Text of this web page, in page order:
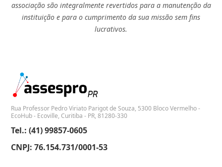
associação são integralmente revertidos para a manutenção da
instituição e para o cumprimento da sua missão sem fins
lucrativos.
Rua Professor Pedro Viriato Parigot de Souza, 5300 Bloco Vermelho -
EcoHub - Ecoville, Curitiba - PR, 81280-330
Tel.: (41) 99857-0605
CNPJ: 76.154.731/0001-53